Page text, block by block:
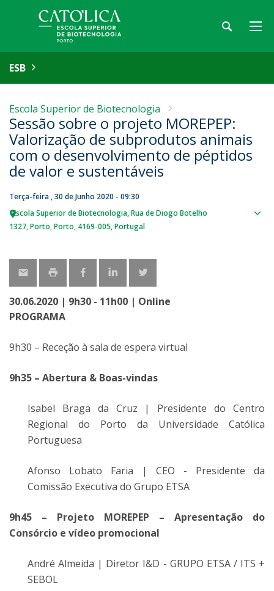
ESB
Escola Superior de Biotecnologia
Sessão sobre o projeto MOREPEP:
Valorização de subprodutos animais
com o desenvolvimento de péptidos
de valor e sustentáveis
Terça-feira , 30 de Junho 2020 - 09:30
Escola Superior de Biotecnologia Rua de Diogo Botelho
1327 Porto Porto 4169-005 Portugal
30.06.2020 | 9h30 - 11h00 | Online
PROGRAMA
9h30 – Receção à sala de espera virtual
9h35 – Abertura & Boas-vindas
Isabel Braga da Cruz | Presidente do Centro
Regional do Porto da Universidade Católica
Portuguesa
Afonso Lobato Faria | CEO - Presidente da
Comissão Executiva do Grupo ETSA
9h45 – Projeto MOREPEP – Apresentação do
Consórcio e vídeo promocional
André Almeida | Diretor I&D - GRUPO ETSA / ITS +
SEBOL